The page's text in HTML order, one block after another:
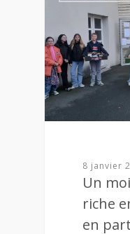
8 janvier
Un
riche
en